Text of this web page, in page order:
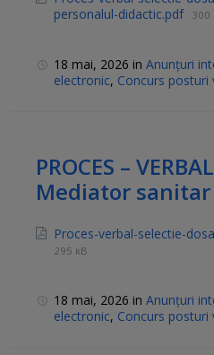
personalul-didactic.pdf 300
18 mai, 2026 in Anunțuri
electronic, Concurs posturi
PROCES –
Mediator sanitar
Proces-verbal-selectie-
295 kB
18 mai, 2026 in Anunțuri
electronic, Concurs posturi